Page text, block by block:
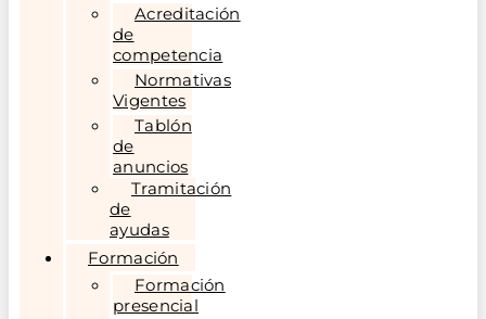
Acreditación
de
competencia
Normativas
Vigentes
Tablón
de
anuncios
Tramitación
de
ayudas
Formación
Formación
presencial